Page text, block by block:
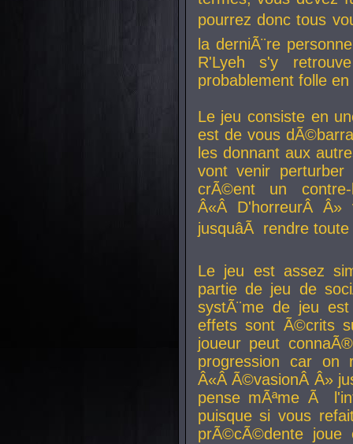
pourrez donc tous
la derniÃ¨re
R'Lyeh s'y
probablement folle
Le jeu consiste en
est de vous
les donnant aux
vont venir perturber
crÃ©ent un
Â«Â D'horreurÂ
jusquâÃ rendre
Le jeu est assez
partie de jeu de
systÃ¨me de jeu
effets sont Ã©crits
joueur peut
progression car
Â«Â Ã©vasionÂ Â»
pense mÃªme Ã
puisque si vous
prÃ©cÃ©dente